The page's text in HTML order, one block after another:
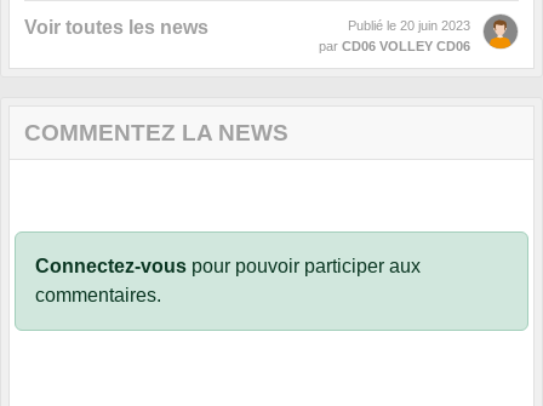
Voir toutes les news Publié le 20 juin 2023
par CD06 VOLLEY CD06
COMMENTEZ LA NEWS
Connectez-vous pour pouvoir participer aux
commentaires.